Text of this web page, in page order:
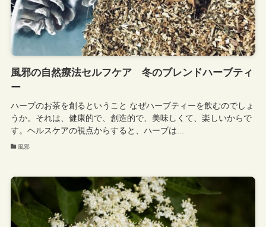
風邪の自然療法セルフケア 冬のブレンドハーブティ
ー
ハーブのお茶を創るということ なぜハーブティーを飲むのでしょ
うか。それは、健康的で、創造的で、美味しくて、楽しいからで
す。ヘルスケアの視点からすると、ハーブは...
風邪